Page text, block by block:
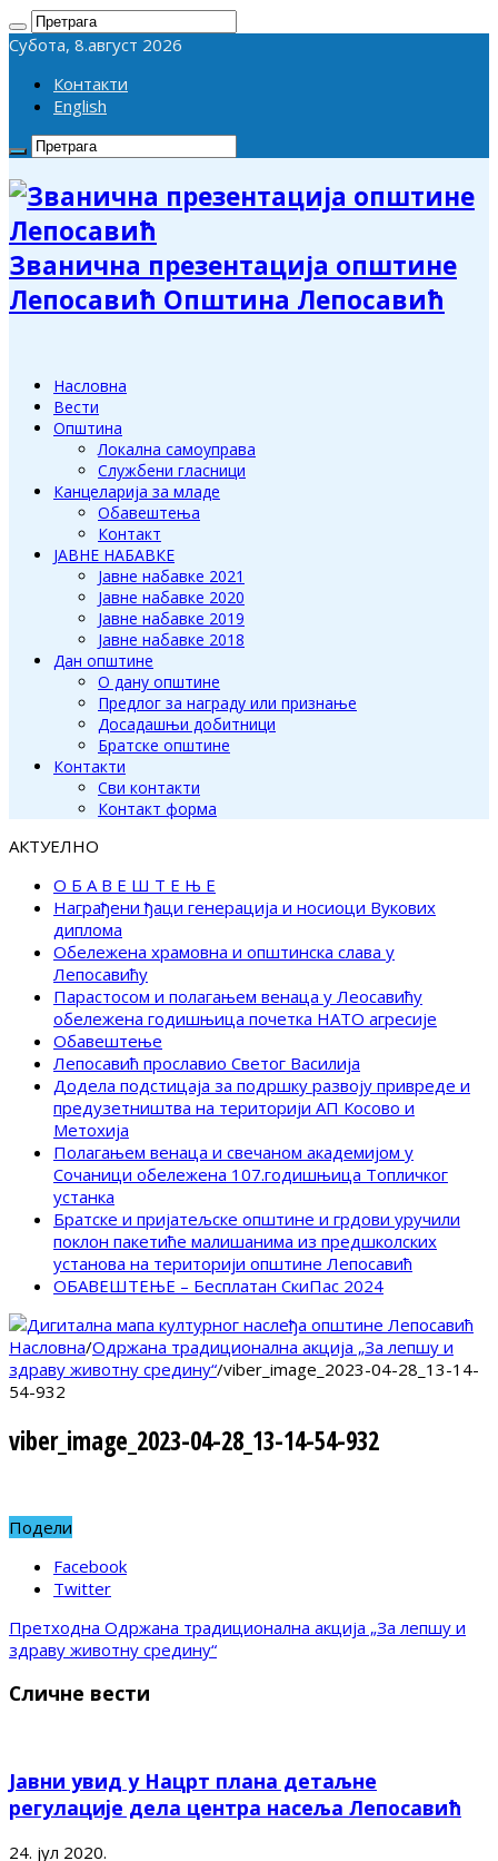
Субота, 8.август 2026
Контакти
English
Званична презентација општине
Лепосавић Општина Лепосавић
Насловна
Вести
Општина
Локална самоуправа
Службени гласници
Канцеларија за младе
Обавештења
Контакт
ЈАВНЕ НАБАВКЕ
Јавне набавке 2021
Јавне набавке 2020
Јавне набавке 2019
Јавне набавке 2018
Дан општине
О дану општине
Предлог за награду или признање
Досадашњи добитници
Братске општине
Контакти
Сви контакти
Контакт форма
АКТУЕЛНО
О Б А В Е Ш Т Е Њ Е
Награђени ђаци генерација и носиоци Вукових
диплома
Обележена храмовна и општинска слава у
Лепосавићу
Парастосом и полагањем венаца у Леосавићу
обележена годишњица почетка НАТО агресије
Обавештење
Лепосавић прославио Светог Василија
Додела подстицаја за подршку развоју привреде и
предузетништва на територији АП Косово и
Метохија
Полагањем венаца и свечаном академијом у
Сочаници обележена 107.годишњица Топличког
устанка
Братске и пријатељске општине и грдови уручили
поклон пакетиће малишанима из предшколских
установа на територији општине Лепосавић
ОБАВЕШТЕЊЕ – Бесплатан СкиПас 2024
Насловна/Одржана традиционална акција „За лепшу и
здраву животну средину“/viber_image_2023-04-28_13-14-
54-932
viber_image_2023-04-28_13-14-54-932
Подели
Facebook
Twitter
Претходна Одржана традиционална акција „За лепшу и
здраву животну средину“
Сличне вести
Јавни увид у Нацрт плана детаљне
регулације дела центра насеља Лепосавић
24. јул 2020.